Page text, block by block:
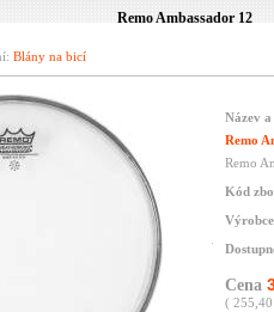
Remo Ambassador 12
Blány na bicí
Název
Remo
Remo
Kód
Cena
( 255,40